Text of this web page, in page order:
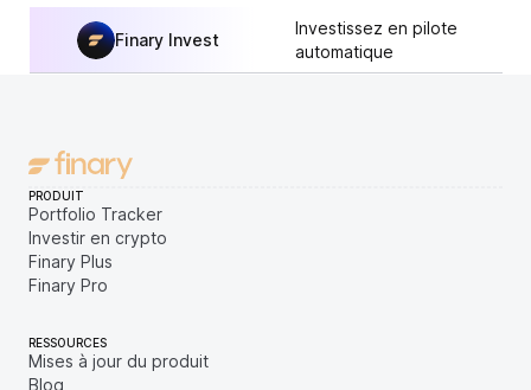
Finary Invest
Investissez en pilote
automatique
PRODUIT
Portfolio Tracker
Investir en crypto
Finary Plus
Finary Pro
RESSOURCES
Mises à jour du produit
Blog